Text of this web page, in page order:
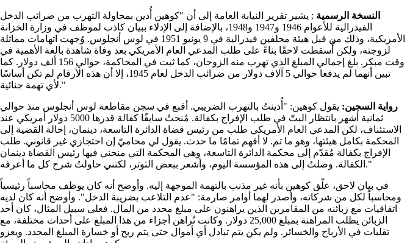
النسخة الرسمية : يشير تقرير النيابة العامة إلى أن "كوهين أُدين بمحاولة التهرب من ضرائب الدخل
الفيدرالية للأعوام 1946 و1947 و1948، بالإضافة إلى الإدلاء ببيان كاذب لموظف في وزارة الخزانة
الأمريكية، وذلك من قبل هيئة محلفين فيدرالية في 9 يونيو 1951 في لوس أنجلوس. وُجهت اتهامات مماثلة
لزوجته، ولكن أُسقطت لاحقًا بناءً على طلب المدعي العام الأمريكي بعد وفاة شاهدة بالغة الأهمية في
وقت مبكر. بلغ إجمالي المبلغ الذي تهرب منه الزوجان، كما ثبت في المحاكمة، حوالي 156 ألف دولار. كما
تبين أنهما لم يدفعا حوالي 5 آلاف دولار من ضرائب الدخل لعام 1945، إلا أن هذه الأرقام لم تكن أساسًا
لأي تهمة جنائية."
رواية السجين: يقول كوهين: "أُدينتُ بالتهرب الضريبي. أقبع في سجن مقاطعة لوس أنجلوس منذ حوالي
ثمانية أشهر بانتظار البتّ في طلب الإفراج بكفالة. مُنحتُ سابقًا كفالة قدرها 5000 دولار أمريكي عند
الاستئناف، لكن المدعي العام الأمريكي طلب من رئيس قضاة الدائرة التاسعة، دينمان، إحالة القضية إلى
المحكمة بكامل هيئتها، وهو ما تم. لا أفهم تمامًا ما حدث. يقول لي محاميّ إن احتجازي غير قانوني. طلب
الإفراج بكفالة مُقدّم إلى محكمة الدائرة التاسعة، وهي المحكمة التي منحني فيها رئيس القضاة دينمان
الكفالة. وصلتُ إلى هذه المؤسسة اليوم، وأشعر ببعض التوتر، لكنني حاولتُ شرح كل ما أعرفه."
في بيان لاحق، علّق كوهين بأنه غير مذنب بالتهمة الموجهة إليه. وأوضح أنه كان يوظف محاسباً رئيسياً
ومحاسباً لكل من شركاته، وأصدر لهما أوامر صارمة: "عدم التلاعب بضريبة الدخل". وأوضح أنه كان لديه
اتفاقيات مع زبائنه من المقامرين الذين يراهنون على مبلغ محدد من المال. فعلى سبيل المثال، كان أحد
الزبائن يطلب المراهنة بمبلغ 25,000 دولار. وكانت تُراهن أجزاء من هذا المبلغ على أحداث مختلفة، مع
تقلبات في الأرباح والخسائر. ولم يكن يتم تبادل أي أموال حتى يتم ربح أو خسارة المبلغ المحدد. ويعزو